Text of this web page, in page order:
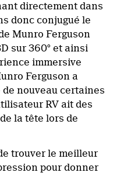
directement dans
donc conjugué le
Munro Ferguson
sur 360° et ainsi
immersive
Ferguson a
nouveau certaines
RV ait des
la tête lors de
trouver le meilleur
pour donner